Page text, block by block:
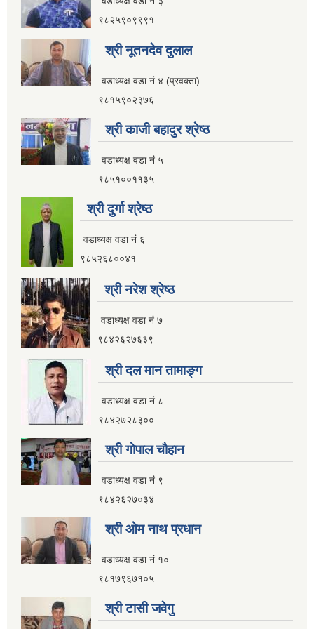
९८२५९०९९९१
श्री नूतनदेव दुलाल
वडाध्यक्ष वडा नं ४ (प्रवक्ता)
९८१५९०२३७६
श्री काजी बहादुर श्रेष्ठ
वडाध्यक्ष वडा नं ५
९८५१००११३५
श्री दुर्गा श्रेष्ठ
वडाध्यक्ष वडा नं ६
९८५२६८००४१
श्री नरेश श्रेष्ठ
वडाध्यक्ष वडा नं ७
९८४२६२७६३९
श्री दल मान तामाङ्ग
वडाध्यक्ष वडा नं ८
९८४२७२८३००
श्री गाेपाल चाैहान
वडाध्यक्ष वडा नं ९
९८४२६२७०३४
श्री ओम नाथ प्रधान
वडाध्यक्ष वडा नं १०
९८१७९६७१०५
श्री टासी जवेगु